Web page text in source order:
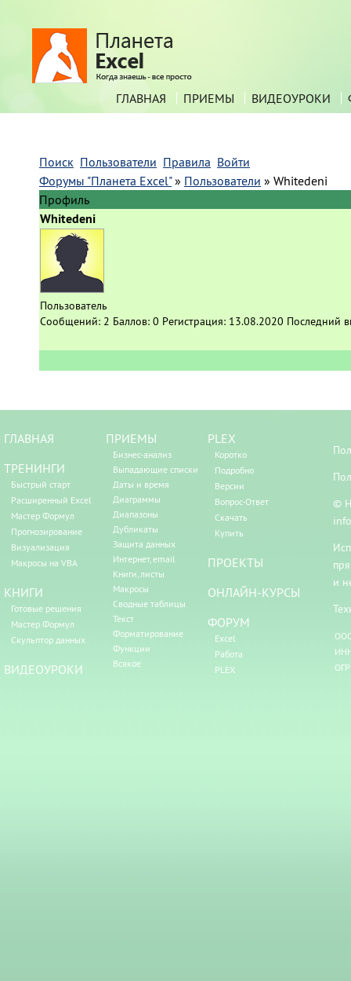
ГЛАВНАЯ ПРИЕМЫ ВИДЕОУРОКИ
Поиск Пользователи Правила Войти
Форумы "Планета Excel" » Пользователи » Whitedeni
Профиль
Whitedeni
Пользователь
Сообщений: 2 Баллов: 0 Регистрация: 13.08.2020 Последний
ГЛАВНАЯ
ТРЕНИНГИ
Быстрый старт
Расширенный Excel
Мастер Формул
Прогнозирование
Визуализация
Макросы на VBA
КНИГИ
Готовые решения
Мастер Формул
Скульптор данных
ВИДЕОУРОКИ
ПРИЕМЫ
Бизнес-анализ
Выпадающие списки
Даты и время
Диаграммы
Диапазоны
Дубликаты
Защита данных
Интернет, email
Книги, листы
Макросы
Сводные таблицы
Текст
Форматирование
Функции
Всякое
PLEX
Коротко
Подробно
Версии
Вопрос-Ответ
Скачать
Купить
ПРОЕКТЫ
ОНЛАЙН-КУРСЫ
ФОРУМ
Excel
Работа
PLEX
©
и